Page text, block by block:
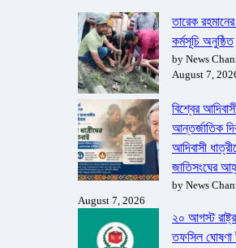
তারেক
কর্মসূচি অনুষ্ঠিত
by News
August 7,
বিশ্বের
আন্তর্জাতিক
আদিবাসী
জাতিসংঘের
by News
August 7, 2026
২০ আগস্ট
তফসিল ঘোষণা